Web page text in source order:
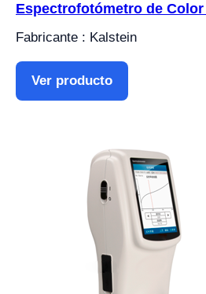
Espectrofotómetro de
Fabricante : Kalstein
Ver producto